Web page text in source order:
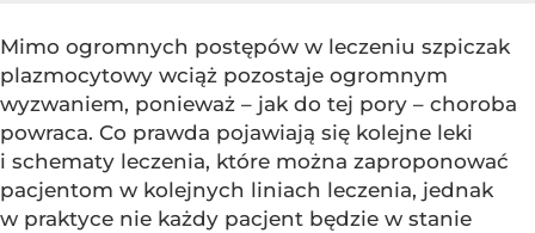
Mimo ogromnych postępów w leczeniu szpiczak
plazmocytowy wciąż pozostaje ogromnym
wyzwaniem, ponieważ – jak do tej pory – choroba
powraca. Co prawda pojawiają się kolejne leki
i schematy leczenia, które można zaproponować
pacjentom w kolejnych liniach leczenia, jednak
w praktyce nie każdy pacjent będzie w stanie